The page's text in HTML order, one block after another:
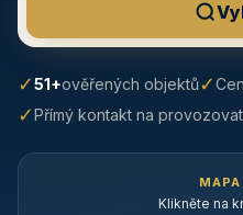
✓51+ověřených objektů✓
✓Přímý kontakt na
Klikněte na